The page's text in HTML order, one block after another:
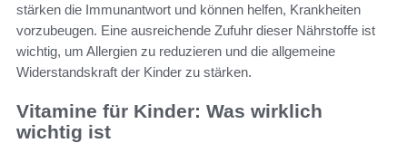
stärken die Immunantwort und können helfen, Krankheiten
vorzubeugen. Eine ausreichende Zufuhr dieser Nährstoffe ist
wichtig, um Allergien zu reduzieren und die allgemeine
Widerstandskraft der Kinder zu stärken.
Vitamine für Kinder: Was wirklich
wichtig ist